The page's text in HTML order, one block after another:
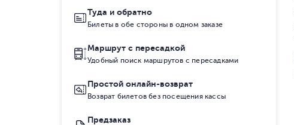
Туда и обратно
Билеты в обе стороны в одном заказе
Маршрут с пересадкой
Удобный поиск маршрутов с пересадками
Простой онлайн-возврат
Возврат билетов без посещения кассы
Предзаказ